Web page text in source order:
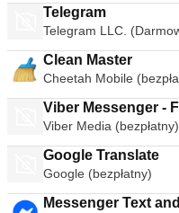
Telegram
Telegram LLC.
Clean Master
Cheetah Mobile
Viber Media (bezpłatny)
Google Translate
Google (bezpłatny)
Messenger